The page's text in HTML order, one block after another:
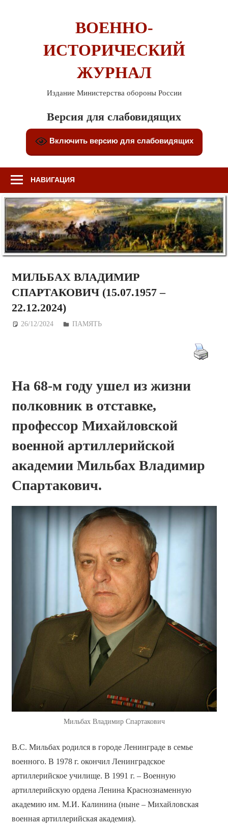
ВОЕННО-
ИСТОРИЧЕСКИЙ
ЖУРНАЛ
Издание Министерства обороны России
Версия для слабовидящих
Включить версию для слабовидящих
НАВИГАЦИЯ
МИЛЬБАХ ВЛАДИМИР
СПАРТАКОВИЧ (15.07.1957 ‒
22.12.2024)
26/12/2024 Дежурный по Редакции
ПАМЯТЬ
На 68-м году ушел из жизни
полковник в отставке,
профессор Михайловской
военной артиллерийской
академии Мильбах Владимир
Спартакович.
Мильбах Владимир Спартакович
В.С. Мильбах родился в городе Ленинграде в семье
военного. В 1978 г. окончил Ленинградское
артиллерийское училище. В 1991 г. – Военную
артиллерийскую ордена Ленина Краснознаменную
академию им. М.И. Калинина (ныне – Михайловская
военная артиллерийская академия).